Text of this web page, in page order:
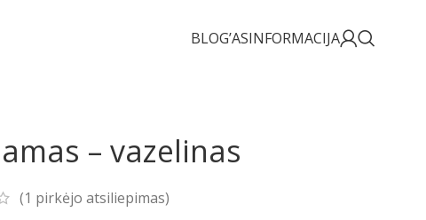
BLOG’ASINFORMACIJA
– vazelinas
(1 pirkėjo atsiliepimas)